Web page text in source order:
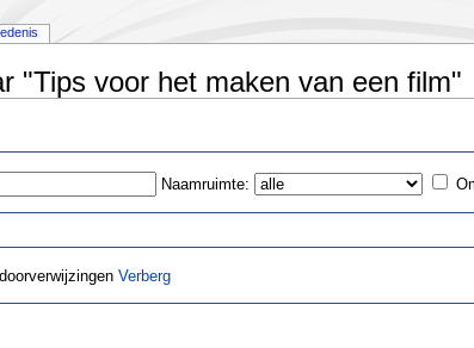
"Tips voor het maken van een film"
Naamruimte:
doorverwijzingenVerberg